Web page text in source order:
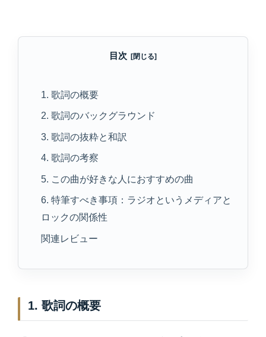
目次
1. 歌詞の概要
2. 歌詞のバックグラウンド
3. 歌詞の抜粋と和訳
4. 歌詞の考察
5. この曲が好きな人におすすめの曲
6. 特筆すべき事項：ラジオというメディアと
ロックの関係性
関連レビュー
1. 歌詞の概要